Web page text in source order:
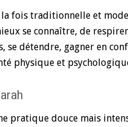
la fois traditionnelle et
se connaître, de
se détendre, gagner en
physique et
pratique douce mais